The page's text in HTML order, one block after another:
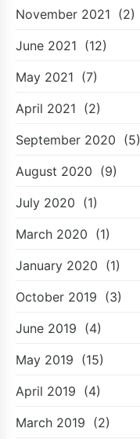
November 2021 (2)
June 2021 (12)
May 2021 (7)
April 2021 (2)
September 2020 (5)
August 2020 (9)
July 2020 (1)
March 2020 (1)
January 2020 (1)
October 2019 (3)
June 2019 (4)
May 2019 (15)
April 2019 (4)
March 2019 (2)